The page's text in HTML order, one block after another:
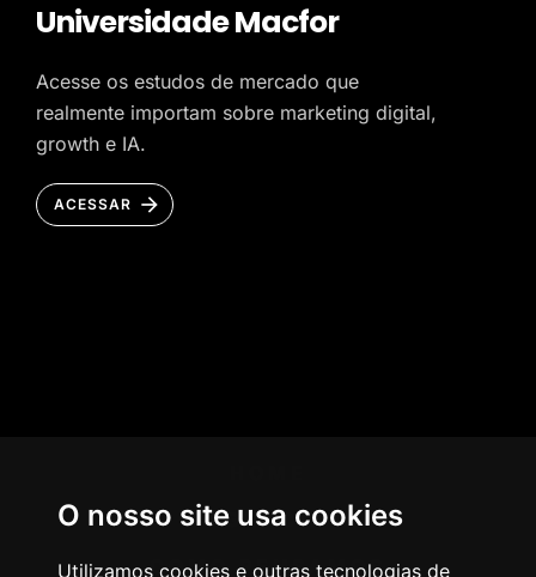
O nosso site usa cookies
Utilizamos cookies e outras tecnologias de
Universidade Macfor
Acesse os estudos de mercado que
realmente importam sobre marketing digital,
growth e IA.
ACESSAR
AGÊNCIA
COMO PENSAMOS